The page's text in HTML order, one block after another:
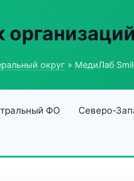
организаций
округ » МедиЛаб
ФО Северо-